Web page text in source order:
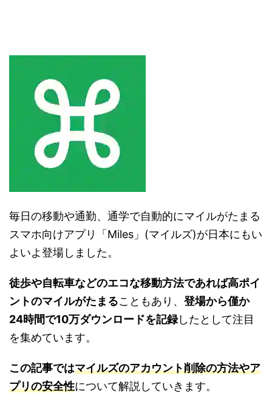
毎日の移動や通勤、通学で自動的にマイルがたまる
スマホ向けアプリ「Miles」(マイルズ)が日本にもい
よいよ登場しました。
徒歩や自転車などのエコな移動方法であれば高ポイ
ントのマイルがたまることもあり、 登場から僅か
24時間で10万ダウンロードを記録したとして注目
を集めています。
この記事ではマイルズのアカウント削除の方法やア
プリの安全性について解説していきます。